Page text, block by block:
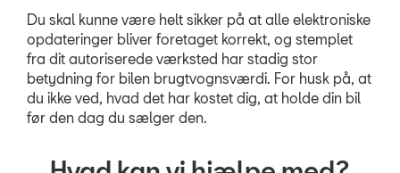
TILBEHØR
RESERVEDELE
OM OS
Du skal kunne være helt sikker på at alle elektroniske
opdateringer bliver foretaget korrekt, og stemplet
fra dit autoriserede værksted har stadig stor
betydning for bilen brugtvognsværdi. For husk på, at
du ikke ved, hvad det har kostet dig, at holde din bil
før den dag du sælger den.